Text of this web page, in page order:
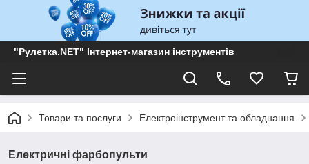
"Рулетка.NET" Інтернет-магазин інструментів
Товари та послуги Електроінструмент та обладнання
Електричні фарбопульти